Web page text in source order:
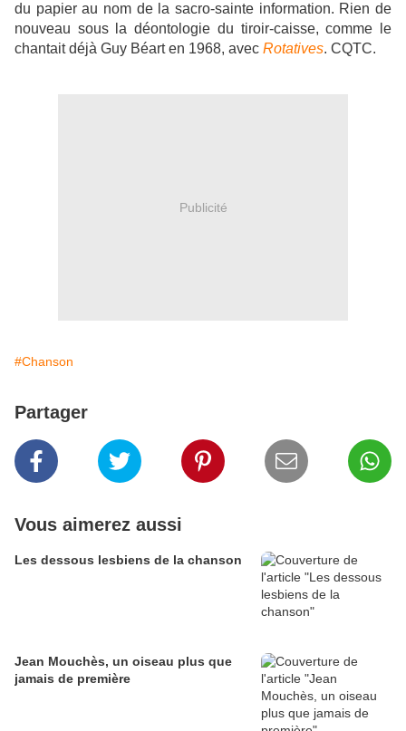
du papier au nom de la sacro-sainte information. Rien de
nouveau sous la déontologie du tiroir-caisse, comme le
chantait déjà Guy Béart en 1968, avec Rotatives. CQTC.
Publicité
#Chanson
Partager
Vous aimerez aussi
Les dessous lesbiens de la chanson
Jean Mouchès, un oiseau plus que
jamais de première